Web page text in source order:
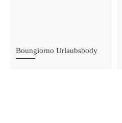
Boungiorno Urlaubsbody